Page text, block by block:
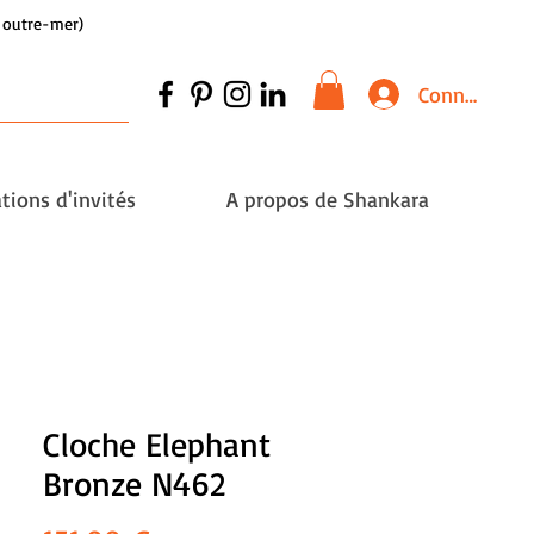
outre-mer)
Connexion
d'invités A propos de Shankara
Cloche Elephant
Bronze N462